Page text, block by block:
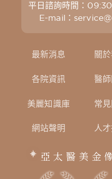
平日諮詢時間：
E-mail：
最新消息 關
各院資訊 醫
美麗知識庫 常
網站聲明 人
亞太醫美金